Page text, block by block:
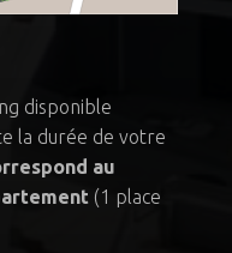
disponible
la durée de votre
au
(1 place